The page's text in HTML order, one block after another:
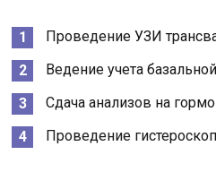
Проведение УЗИ
Ведение учета
Сдача анализов на
Проведение